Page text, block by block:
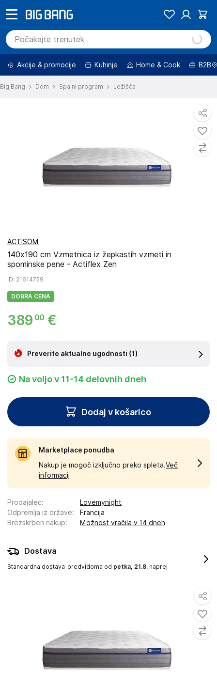
Akcije & promocije Kuhinje Home & Cook B2B
Big Bang Dom Spalni program Ležišča
ACTISOM
140x190 cm Vzmetnica iz žepkastih vzmeti in
spominske pene - Actiflex Zen
ID: 21614759
DOBRA CENA
389 00 €
Preverite aktualne ugodnosti (1)
Na voljo v 11-14 delovnih dneh
Dodaj v košarico
Marketplace ponudba
Nakup je mogoč izključno preko spleta.Več
informacij
Prodajalec:
Lovemynight
Odpremlja iz države:
Francija
Brezskrben nakup: Možnost vračila v 14 dneh
Dostava
Standardna dostava predvidoma od petka, 21.8. naprej